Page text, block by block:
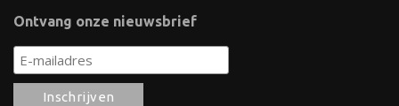
Ontvang onze nieuwsbrief